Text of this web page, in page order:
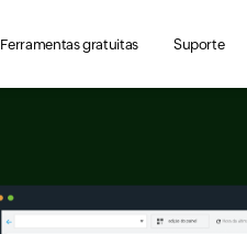
Ferramentas gratuitas Suporte